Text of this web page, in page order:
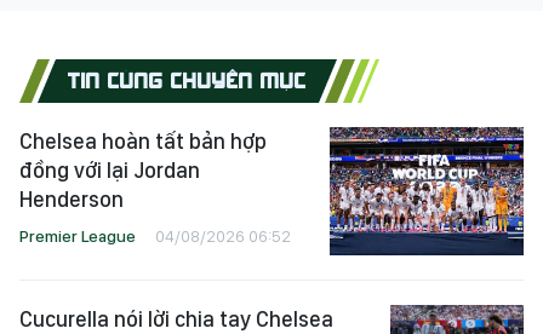
TIN CÙNG CHUYÊN MỤC
Chelsea hoàn tất bản hợp
đồng với lại Jordan
Henderson
Premier League 04/08/2026 06:52
Cucurella nói lời chia tay Chelsea